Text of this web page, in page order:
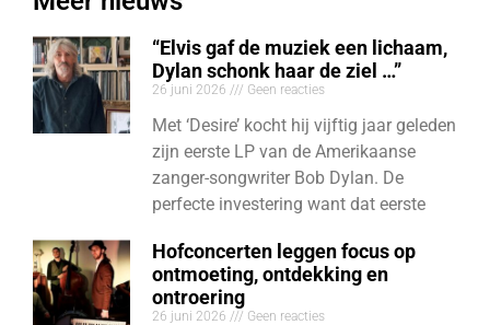
“Elvis gaf de muziek een lichaam,
Dylan schonk haar de ziel …”
26 juni 2026 Geen reacties
Met ‘Desire’ kocht hij vijftig jaar geleden
zijn eerste LP van de Amerikaanse
zanger-songwriter Bob Dylan. De
perfecte investering want dat eerste
Hofconcerten leggen focus op
ontmoeting, ontdekking en
ontroering
26 juni 2026 Geen reacties